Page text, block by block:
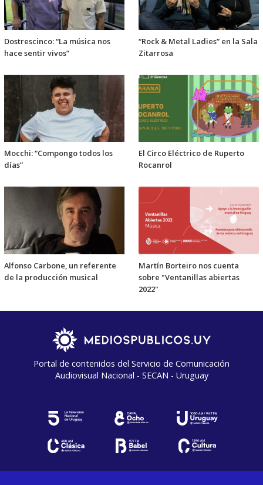
Dostrescinco: “La música nos
hace sentir vivos”
“Rock & Metal Ladies” en la Sala
Zitarrosa
Mocchi: “Compongo todos los
días”
El Circo Eléctrico de Ruperto
Rocanrol
Alfonso Carbone, un referente
de la producción musical
Martín Borteiro nos cuenta
sobre "Ventanillas abiertas
2022"
Portal de contenidos del Servicio de Comunicación
Audiovisual Nacional - SECAN - Uruguay